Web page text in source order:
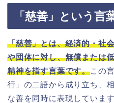
「慈善」という言
「慈善」とは、経済的・社
や団体に対し、無償または
精神を指す言葉です。この
行」の二語から成り立ち、
な善を同時に表現していま